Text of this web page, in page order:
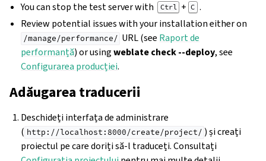
You can stop the test server with
Ctrl + C .
Review potential issues with your installation either on
/manage/performance/ URL (see Raport de
performanță) or usingweblate check --deploy, see
Configurarea producției.
Adăugarea traducerii
Deschideți interfața de administrare
( http://localhost:8000/create/project/ ) și creați
proiectul pe care doriți să-l traduceți. Consultați